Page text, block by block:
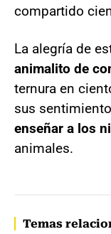
compartido
La alegría de
animalito de
ternura en
sus
enseñar a los
animales.
Temas